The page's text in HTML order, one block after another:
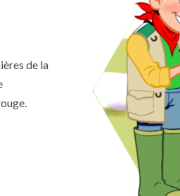
de la